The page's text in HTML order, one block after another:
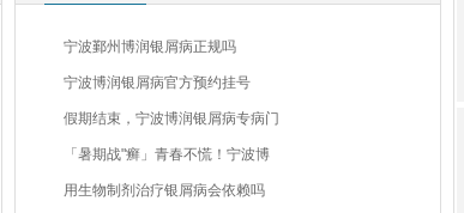
宁波鄞州博润银屑病正规吗
宁波博润银屑病官方预约挂号
假期结束，宁波博润银屑病专病门
「暑期战"癣」青春不慌！宁波博
用生物制剂治疗银屑病会依赖吗